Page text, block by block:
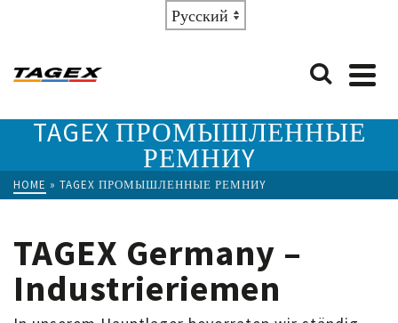
Choose
a
TAGEX ПРОМЫШЛЕННЫЕ
РЕМНИY
HOME » TAGEX ПРОМЫШЛЕННЫЕ РЕМНИY
TAGEX Germany –
Industrieriemen